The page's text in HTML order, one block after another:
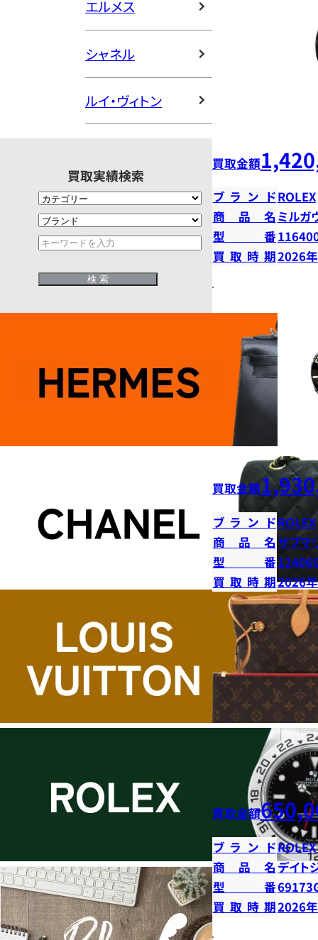
エルメス
シャネル
ルイ・ヴィトン
買取実績検索
買取金額
ブランドROLEX
商品名 ミル
型番
買取時期2026
買取金額
ブランドROLEX
商品名サブマ
型番
買取時期2026
買取金額
ブランドROLEX
商品名デイト
型番
買取時期2026